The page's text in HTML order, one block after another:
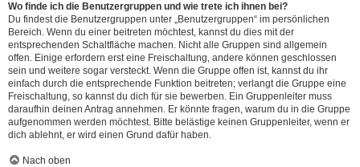
Wo finde ich die Benutzergruppen und wie trete ich ihnen bei?
Du findest die Benutzergruppen unter „Benutzergruppen“ im persönlichen
Bereich. Wenn du einer beitreten möchtest, kannst du dies mit der
entsprechenden Schaltfläche machen. Nicht alle Gruppen sind allgemein
offen. Einige erfordern erst eine Freischaltung, andere können geschlossen
sein und weitere sogar versteckt. Wenn die Gruppe offen ist, kannst du ihr
einfach durch die entsprechende Funktion beitreten; verlangt die Gruppe eine
Freischaltung, so kannst du dich für sie bewerben. Ein Gruppenleiter muss
daraufhin deinen Antrag annehmen. Er könnte fragen, warum du in die Gruppe
aufgenommen werden möchtest. Bitte belästige keinen Gruppenleiter, wenn er
dich ablehnt, er wird einen Grund dafür haben.
Nach oben